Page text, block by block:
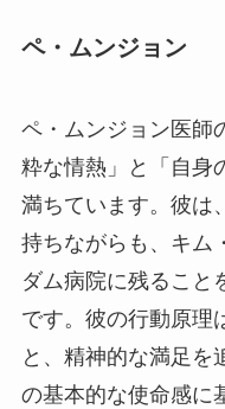
ペ・ムンジョン
ペ・ムンジョン医師
粋な情熱」と「自身
満ちています。彼は
持ちながらも、キム
ダム病院に残ること
です。彼の行動原理
と、精神的な満足を
の基本的な使命感に